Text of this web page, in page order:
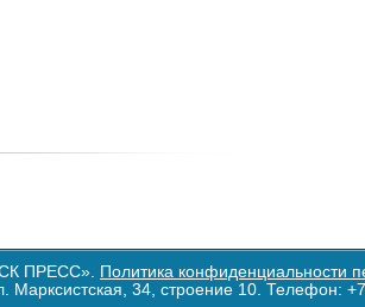
ПРЕСС». Политика конфиденциальности
Марксистская, 34, строение 10. Телефон: